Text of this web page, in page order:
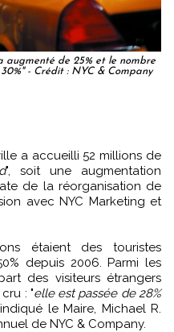
augmenté de 25% et le nombre
30%" - Crédit : NYC & Company
", soit une augmentation
de la réorganisation de
avec NYC Marketing et
étaient des touristes
depuis 2006. Parmi les
des visiteurs étrangers
: "elle est passée de 28%
le Maire, Michael R.
de NYC & Company.